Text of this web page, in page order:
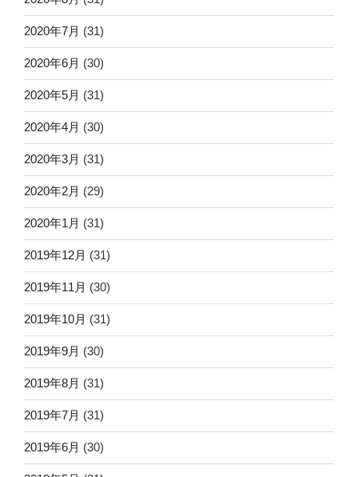
2020年7月 (31)
2020年6月 (30)
2020年5月 (31)
2020年4月 (30)
2020年3月 (31)
2020年2月 (29)
2020年1月 (31)
2019年12月 (31)
2019年11月 (30)
2019年10月 (31)
2019年9月 (30)
2019年8月 (31)
2019年7月 (31)
2019年6月 (30)